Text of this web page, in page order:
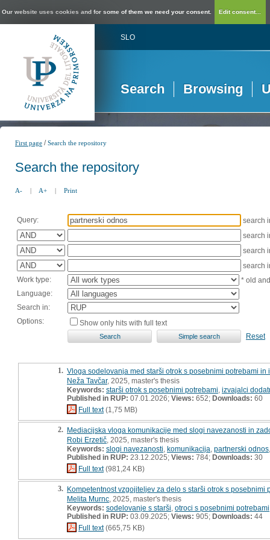
Our website uses cookies and for some of them we need your consent. Edit consent...
SLO
Search Browsing
First page /Search the repository
Search the repository
A- | A+ | Print
Query:
search
search
search
search
Work type:
* old
Language:
Search in:
Options:
Show only hits with full text
Reset
1. Vloga sodelovanja med starši otrok s posebnimi potrebami
Neža Tavčar, 2025, master's thesis
Keywords: starši otrok s posebnimi potrebami izvajalci
Published in RUP: 07.01.2026; Views: 652; Downloads: 60
Full text(1,75 MB)
2. Mediacijska vloga komunikacije med slogi navezanosti in
Robi Erzetič , 2025, master's thesis
Keywords: slogi navezanosti komunikacija partnerski odnos
Published in RUP: 23.12.2025; Views: 784; Downloads: 30
Full text(981,24 KB)
3. Kompetentnost vzgojiteljev za delo s starši otrok s posebnimi
Melita Murnc , 2025, master's thesis
Keywords: sodelovanje s starši otroci s posebnimi potrebami
Published in RUP: 03.09.2025; Views: 905; Downloads: 44
Full text(665,75 KB)